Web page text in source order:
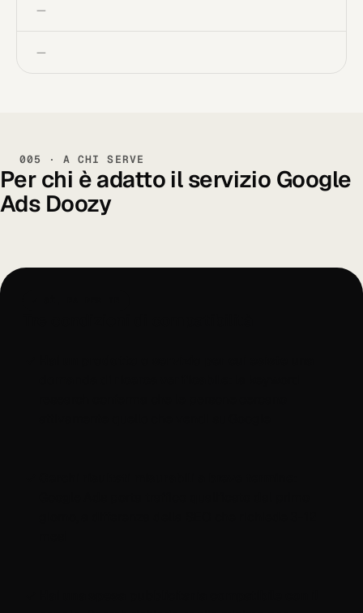
—
—
005 · A CHI SERVE
Per chi è adatto il servizio Google
Ads Doozy